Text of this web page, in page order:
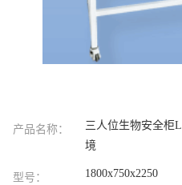
产品名称：
三人位生物安全柜
境
型号： 1800x750x2250